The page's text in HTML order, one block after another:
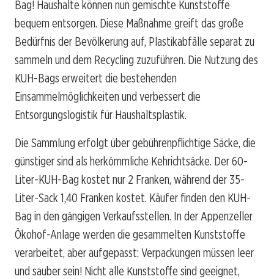
Bag! Haushalte können nun gemischte Kunststoffe
bequem entsorgen. Diese Maßnahme greift das große
Bedürfnis der Bevölkerung auf, Plastikabfälle separat zu
sammeln und dem Recycling zuzuführen. Die Nutzung des
KUH-Bags erweitert die bestehenden
Einsammelmöglichkeiten und verbessert die
Entsorgungslogistik für Haushaltsplastik.
Die Sammlung erfolgt über gebührenpflichtige Säcke, die
günstiger sind als herkömmliche Kehrichtsäcke. Der 60-
Liter-KUH-Bag kostet nur 2 Franken, während der 35-
Liter-Sack 1,40 Franken kostet. Käufer finden den KUH-
Bag in den gängigen Verkaufsstellen. In der Appenzeller
Ökohof-Anlage werden die gesammelten Kunststoffe
verarbeitet, aber aufgepasst: Verpackungen müssen leer
und sauber sein! Nicht alle Kunststoffe sind geeignet,